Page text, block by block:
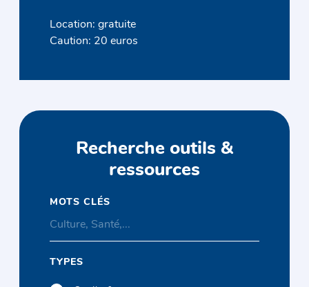
Location: gratuite
Caution: 20 euros
Recherche outils &
ressources
MOTS CLÉS
TYPES